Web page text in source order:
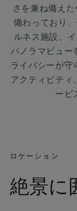
さを兼ね備え
備わっており
ルネス施設、
パノラマビュー
ライバシーが守
アクティビティ
ービ
ロケーション
絶景に